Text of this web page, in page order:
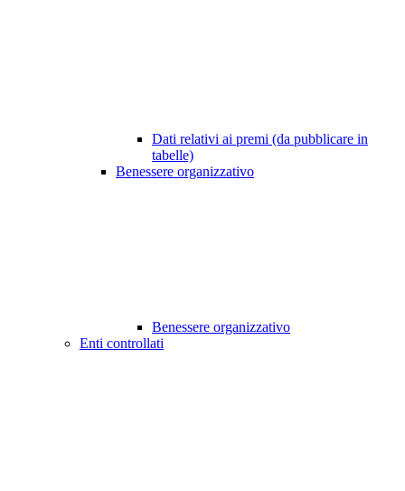
Dati relativi ai premi (da pubblicare in
tabelle)
Benessere organizzativo
Benessere organizzativo
Enti controllati